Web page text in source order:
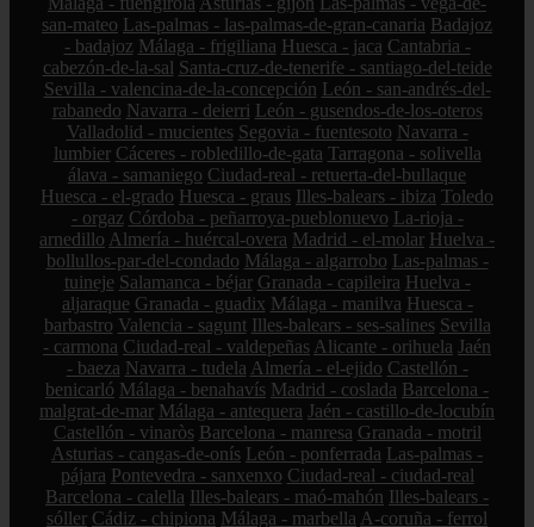
san-mateo Las-palmas - las-palmas-de-gran-canaria Badajoz
- badajoz Málaga - frigiliana Huesca - jaca Cantabria -
cabezón-de-la-sal Santa-cruz-de-tenerife - santiago-del-teide
Sevilla - valencina-de-la-concepción León - san-andrés-del-
rabanedo Navarra - deierri León - gusendos-de-los-oteros
Valladolid - mucientes Segovia - fuentesoto Navarra -
lumbier Cáceres - robledillo-de-gata Tarragona - solivella
álava - samaniego Ciudad-real - retuerta-del-bullaque
Huesca - el-grado Huesca - graus Illes-balears - ibiza Toledo
- orgaz Córdoba - peñarroya-pueblonuevo La-rioja -
arnedillo Almería - huércal-overa Madrid - el-molar Huelva -
bollullos-par-del-condado Málaga - algarrobo Las-palmas -
tuineje Salamanca - béjar Granada - capileira Huelva -
aljaraque Granada - guadix Málaga - manilva Huesca -
barbastro Valencia - sagunt Illes-balears - ses-salines Sevilla
- carmona Ciudad-real - valdepeñas Alicante - orihuela Jaén
- baeza Navarra - tudela Almería - el-ejido Castellón -
benicarló Málaga - benahavís Madrid - coslada Barcelona -
malgrat-de-mar Málaga - antequera Jaén - castillo-de-locubín
Castellón - vinaròs Barcelona - manresa Granada - motril
Asturias - cangas-de-onís León - ponferrada Las-palmas -
pájara Pontevedra - sanxenxo Ciudad-real - ciudad-real
Barcelona - calella Illes-balears - maó-mahón Illes-balears -
sóller Cádiz - chipiona Málaga - marbella A-coruña - ferrol